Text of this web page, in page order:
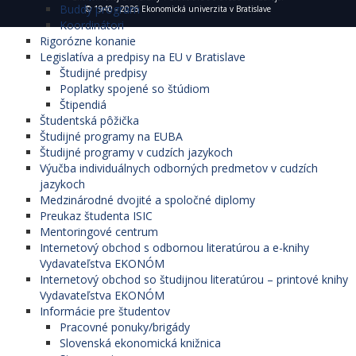
Buddy program
Koordinátori
Rigorózne konanie
Legislatíva a predpisy na EU v Bratislave
Študijné predpisy
Poplatky spojené so štúdiom
Štipendiá
Študentská pôžička
Študijné programy na EUBA
Študijné programy v cudzích jazykoch
Výučba individuálnych odborných predmetov v cudzích
jazykoch
Medzinárodné dvojité a spoločné diplomy
Preukaz študenta ISIC
Mentoringové centrum
Internetový obchod s odbornou literatúrou a e-knihy
Vydavateľstva EKONÓM
Internetový obchod so študijnou literatúrou – printové knihy
Vydavateľstva EKONÓM
Informácie pre študentov
Pracovné ponuky/brigády
Slovenská ekonomická knižnica
© 1940 - 2026 Ekonomická univerzita v Bratislave